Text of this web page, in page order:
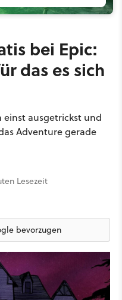
bei Epic:
das es sich
ausgetrickst und
Adventure gerade
Lesezeit
bevorzugen